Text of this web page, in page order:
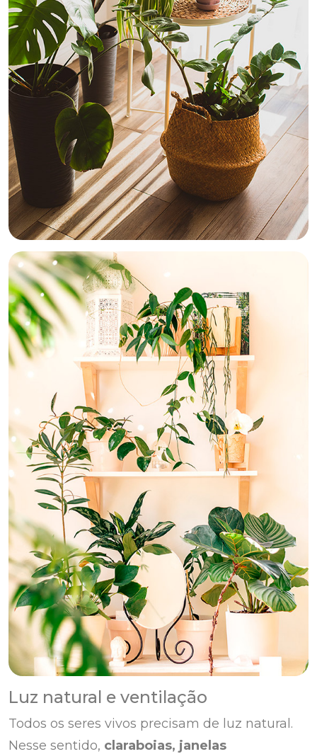
Luz natural e ventilação
Todos os seres vivos precisam de luz natural.
Nesse sentido, claraboias, janelas